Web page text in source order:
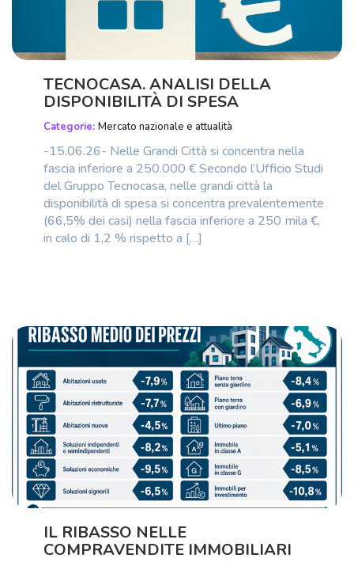
TECNOCASA. ANALISI DELLA
DISPONIBILITÀ DI SPESA
Categorie: Mercato nazionale e attualità
-15.06.26- Nelle Grandi Città si concentra nella
fascia inferiore a 250.000 € Secondo l’Ufficio Studi
del Gruppo Tecnocasa, nelle grandi città la
disponibilità di spesa si concentra prevalentemente
(66,5% dei casi) nella fascia inferiore a 250 mila €,
in calo di 1,2 % rispetto a […]
IL RIBASSO NELLE
COMPRAVENDITE IMMOBILIARI